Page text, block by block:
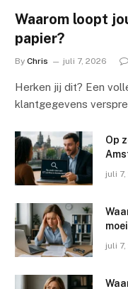
Waarom loopt
papier?
By Chris juli 7, 2026
Herken jij dit? Een
klantgegevens
Op
juli
juli